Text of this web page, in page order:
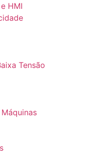
HMI
Tensão